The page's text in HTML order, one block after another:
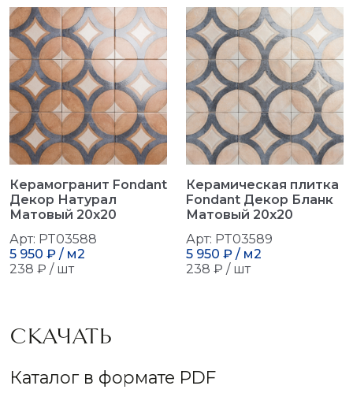
Керамогранит Fondant
Декор Натурал
Матовый 20x20
Арт: PT03588
5 950 ₽ / м2
238 ₽ / шт
Керамическая плитка
Fondant Декор Бланк
Матовый 20x20
Арт: PT03589
5 950 ₽ / м2
238 ₽ / шт
СКАЧАТЬ
Каталог в формате PDF